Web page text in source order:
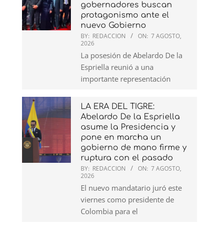
gobernadores buscan
protagonismo ante el
nuevo Gobierno
BY: REDACCION ON: 7 AGOSTO,
2026
La posesión de Abelardo De la
Espriella reunió a una
importante representación
LA ERA DEL TIGRE:
Abelardo De la Espriella
asume la Presidencia y
pone en marcha un
gobierno de mano firme y
ruptura con el pasado
BY: REDACCION ON: 7 AGOSTO,
2026
El nuevo mandatario juró este
viernes como presidente de
Colombia para el